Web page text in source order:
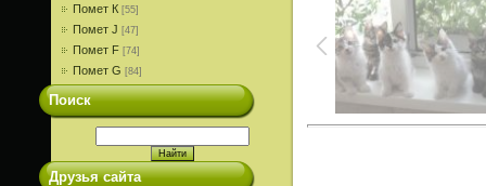
Помет К [55]
Помет J [47]
Помет F [74]
Помет G [84]
Поиск
Друзья сайта